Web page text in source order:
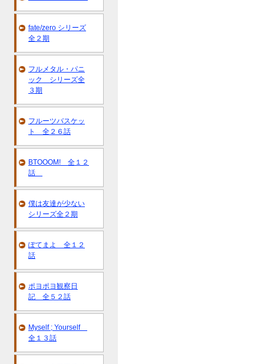
fate/zero シリーズ
全２期
フルメタル・パニ
ック シリーズ全
３期
フルーツバスケッ
ト 全２６話
BTOOOM! 全１２
話
僕は友達が少ない
シリーズ全２期
ぽてまよ 全１２
話
ポヨポヨ観察日
記 全５２話
Myself ; Yourself
全１３話